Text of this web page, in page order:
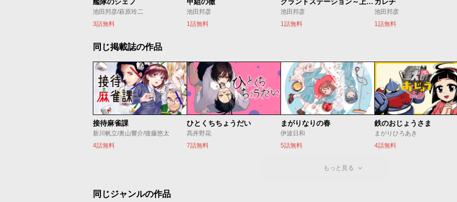
池田邦彦/萩原玲二
3話無料
池田邦彦
1話無料
池田邦彦
1話無料
池田邦彦
1話無料
同じ掲載誌の作品
接待麻雀課
新川帆立/奥山響介/後藤悠太
4話無料
ひとくちちょうだい
髙井野花
7話無料
まがりなりの春
伊波日和
5話無料
鉄のおじょうさま
まがりひろあき
4話無料
もっと見る
同じジャンルの作品